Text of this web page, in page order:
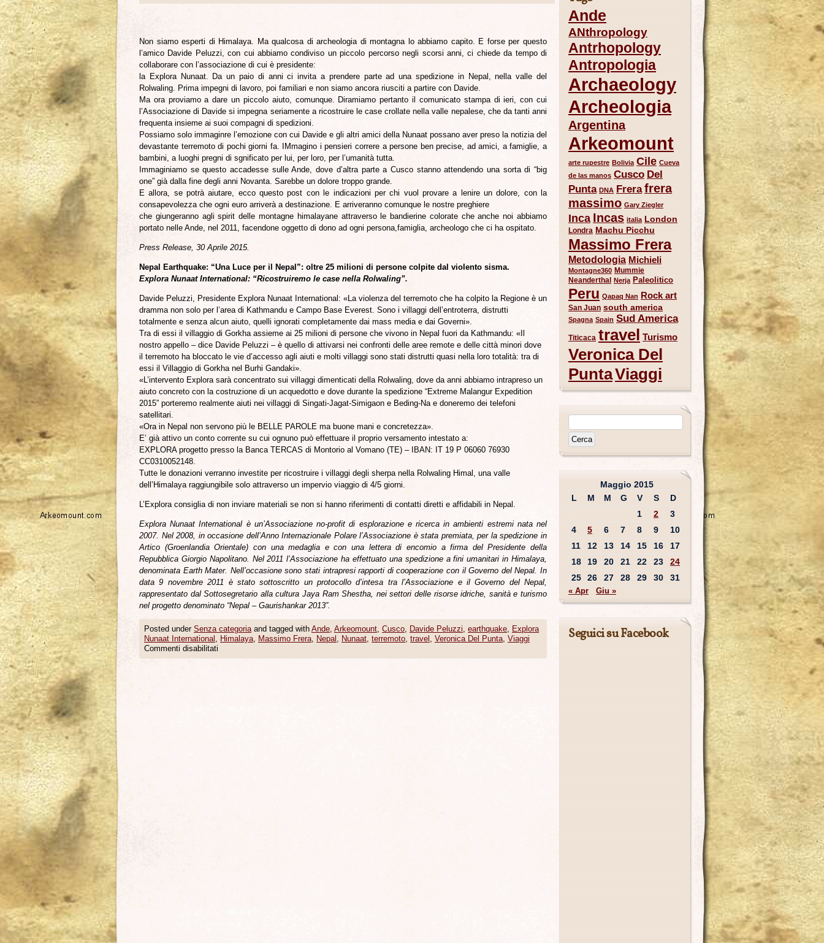
Non siamo esperti di Himalaya. Ma qualcosa di archeologia di montagna lo abbiamo capito. E forse per questo
l’amico Davide Peluzzi, con cui abbiamo condiviso un piccolo percorso negli scorsi anni, ci chiede da tempo di
collaborare con l’associazione di cui è presidente:
la Explora Nunaat. Da un paio di anni ci invita a prendere parte ad una spedizione in Nepal, nella valle del
Rolwaling. Prima impegni di lavoro, poi familiari e non siamo ancora riusciti a partire con Davide.
Ma ora proviamo a dare un piccolo aiuto, comunque. Diramiamo pertanto il comunicato stampa di ieri, con cui
l’Associazione di Davide si impegna seriamente a ricostruire le case crollate nella valle nepalese, che da tanti anni
frequenta insieme ai suoi compagni di spedizioni.
Possiamo solo immaginre l’emozione con cui Davide e gli altri amici della Nunaat possano aver preso la notizia del
devastante terremoto di pochi giorni fa. IMmagino i pensieri correre a persone ben precise, ad amici, a famiglie, a
bambini, a luoghi pregni di sgnificato per lui, per loro, per l’umanità tutta.
Immaginiamo se questo accadesse sulle Ande, dove d’altra parte a Cusco stanno attendendo una sorta di “big
one” già dalla fine degli anni Novanta. Sarebbe un dolore troppo grande.
E allora, se potrà aiutare, ecco questo post con le indicazioni per chi vuol provare a lenire un dolore, con la
consapevolezza che ogni euro arriverà a destinazione. E arriveranno comunque le nostre preghiere
che giungeranno agli spirit delle montagne himalayane attraverso le bandierine colorate che anche noi abbiamo
portato nelle Ande, nel 2011, facendone oggetto di dono ad ogni persona,famiglia, archeologo che ci ha ospitato.
Press Release, 30 Aprile 2015.
Nepal Earthquake: “Una Luce per il Nepal”: oltre 25 milioni di persone colpite dal violento sisma.
Explora Nunaat International: “Ricostruiremo le case nella Rolwaling”.
Davide Peluzzi, Presidente Explora Nunaat International: «La violenza del terremoto che ha colpito la Regione è un
dramma non solo per l’area di Kathmandu e Campo Base Everest. Sono i villaggi dell’entroterra, distrutti
totalmente e senza alcun aiuto, quelli ignorati completamente dai mass media e dai Governi».
Tra di essi il villaggio di Gorkha assieme ai 25 milioni di persone che vivono in Nepal fuori da Kathmandu: «Il
nostro appello – dice Davide Peluzzi – è quello di attivarsi nei confronti delle aree remote e delle città minori dove
il terremoto ha bloccato le vie d’accesso agli aiuti e molti villaggi sono stati distrutti quasi nella loro totalità: tra di
essi il Villaggio di Gorkha nel Burhi Gandaki».
«L’intervento Explora sarà concentrato sui villaggi dimenticati della Rolwaling, dove da anni abbiamo intrapreso un
aiuto concreto con la costruzione di un acquedotto e dove durante la spedizione “Extreme Malangur Expedition
2015” porteremo realmente aiuti nei villaggi di Singati-Jagat-Simigaon e Beding-Na e doneremo dei telefoni
satellitari.
«Ora in Nepal non servono più le BELLE PAROLE ma buone mani e concretezza».
E’ già attivo un conto corrente su cui ognuno può effettuare il proprio versamento intestato a:
EXPLORA progetto presso la Banca TERCAS di Montorio al Vomano (TE) – IBAN: IT 19 P 06060 76930
CC0310052148.
Tutte le donazioni verranno investite per ricostruire i villaggi degli sherpa nella Rolwaling Himal, una valle
dell’Himalaya raggiungibile solo attraverso un impervio viaggio di 4/5 giorni.
L’Explora consiglia di non inviare materiali se non si hanno riferimenti di contatti diretti e affidabili in Nepal.
Explora Nunaat International è un’Associazione no-profit di esplorazione e ricerca in ambienti estremi nata nel
2007. Nel 2008, in occasione dell’Anno Internazionale Polare l’Associazione è stata premiata, per la spedizione in
Artico (Groenlandia Orientale) con una medaglia e con una lettera di encomio a firma del Presidente della
Repubblica Giorgio Napolitano. Nel 2011 l’Associazione ha effettuato una spedizione a fini umanitari in Himalaya,
denominata Earth Mater. Nell’occasione sono stati intrapresi rapporti di cooperazione con il Governo del Nepal. In
data 9 novembre 2011 è stato sottoscritto un protocollo d’intesa tra l’Associazione e il Governo del Nepal,
rappresentato dal Sottosegretario alla cultura Jaya Ram Shestha, nei settori delle risorse idriche, sanità e turismo
nel progetto denominato “Nepal – Gaurishankar 2013”.
Posted under Senza categoriaand tagged with Ande, Arkeomount, Cusco, Davide Peluzzi, earthquake, Explora
Nunaat International , Himalaya, Massimo Frera, Nepal , Nunaat, terremoto, travel , Veronica Del Punta, Viaggi
Commenti disabilitati
Ande
ANthropology
Antrhopology
Antropologia
Archaeology
Archeologia
Argentina
Arkeomount
arte rupestre Bolivia Cile Cueva
de las manos Cusco Del
Punta DNA Frera frera
massimo Gary Ziegler
Inca Incas italia London
Londra Machu Picchu
Massimo Frera
Metodologia Michieli
Montagne360 Mummie
Neanderthal Nerja Paleolitico
Peru Qapaq Nan Rock art
San Juan south america
Spagna Spain Sud America
Titicaca travel Turismo
Veronica Del
PuntaViaggi
Maggio 2015
L
M M G V S
D
1
2
3
4
5 6 7 8 9
10
11
12 13 14 15 16
17
18
19 20 21 22 23
24
25
26 27 28 29 30 31
« Apr Giu »
Seguici su Facebook